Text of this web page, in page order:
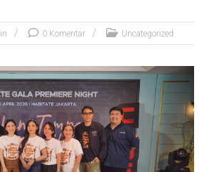
0 Komentar Uncategorized